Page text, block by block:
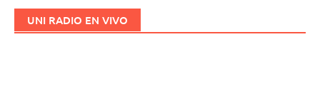
UNI RADIO EN VIVO